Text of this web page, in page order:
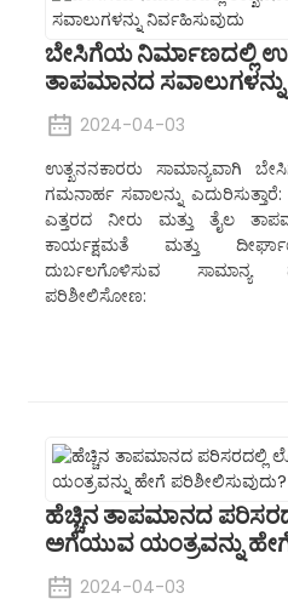
ಬೇಸಿಗೆಯ ನಿರ್ಮಾಣದಲ್ಲಿ
ತಾಪಮಾನದ
2024-04-03
ಉತ್ಖನನಕಾರರು ಸಾಮಾನ್ಯವಾಗಿ
ಗಮನಾರ್ಹ ಸವಾಲನ್ನು
ಎತ್ತರದ ನೀರು ಮತ್ತು ತೈಲ
ಕಾರ್ಯಕ್ಷಮತೆ ಮತ್ತು
ದುರ್ಬಲಗೊಳಿಸುವ ಸಾಮಾನ್ಯ
ಪರಿಶೀಲಿಸೋಣ:
ಹೆಚ್ಚಿನ ತಾಪಮಾನದ
ಅಗೆಯುವ ಯಂತ್ರವನ್ನು
2024-04-03